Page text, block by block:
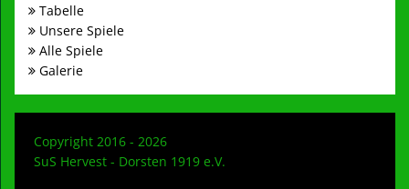
Tabelle
Unsere Spiele
Alle Spiele
Galerie
Copyright 2016 - 2026
SuS Hervest - Dorsten 1919 e.V.